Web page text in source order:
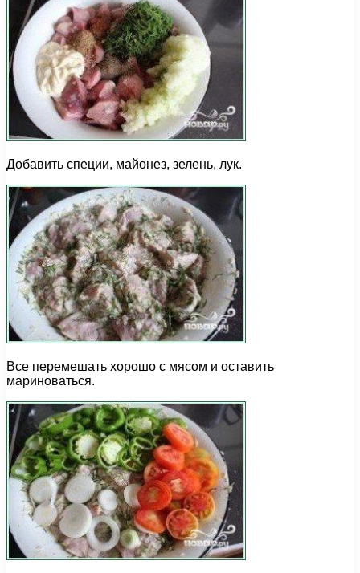
Добавить специи, майонез, зелень, лук.
Все перемешать хорошо с мясом и оставить
мариноваться.